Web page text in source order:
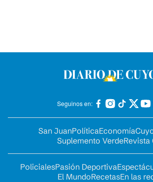
Seguinos en:
San JuanPolíticaEconomía
Suplemento VerdeRevista
PolicialesPasión Deportiva
El MundoRecetasEn las